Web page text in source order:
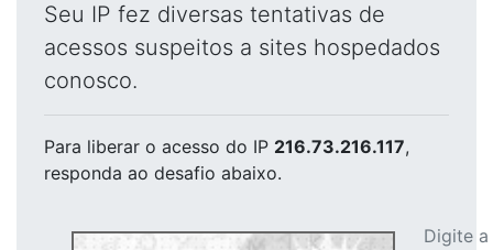
Seu IP fez diversas tentativas de
acessos suspeitos a sites hospedados
conosco.
Para liberar o acesso do IP 216.73.216.117,
responda ao desafio abaixo.
Digite